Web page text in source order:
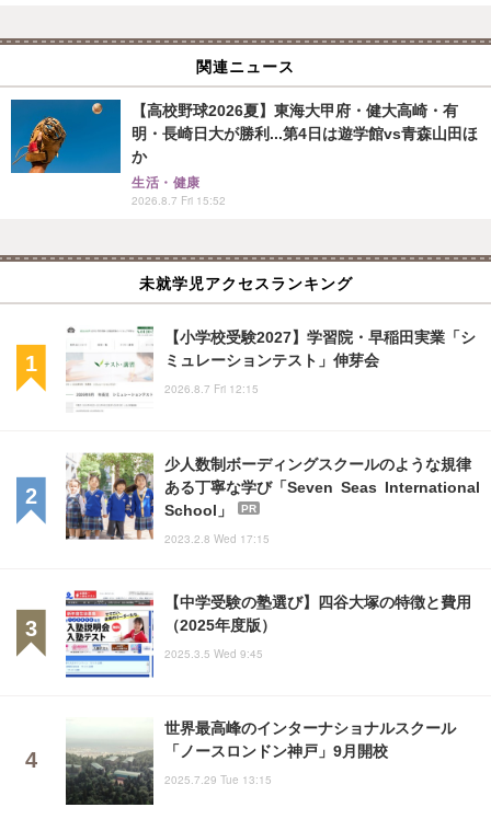
関連ニュース
【高校野球2026夏】東海大甲府・健大高崎・有
明・長崎日大が勝利...第4日は遊学館vs青森山田ほ
か
生活・健康
2026.8.7 Fri 15:52
未就学児アクセスランキング
【小学校受験2027】学習院・早稲田実業「シ
ミュレーションテスト」伸芽会
2026.8.7 Fri 12:15
少人数制ボーディングスクールのような規律
ある丁寧な学び「Seven Seas International
School」
PR
2023.2.8 Wed 17:15
【中学受験の塾選び】四谷大塚の特徴と費用
（2025年度版）
2025.3.5 Wed 9:45
世界最高峰のインターナショナルスクール
「ノースロンドン神戸」9月開校
2025.7.29 Tue 13:15